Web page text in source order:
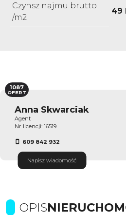
Czynsz najmu brutto
/m2
49
Anna Skwarciak
Agent
Nr licencji: 16519
609 842 932
Napisz wiadomość
1087
OFERT
OPIS